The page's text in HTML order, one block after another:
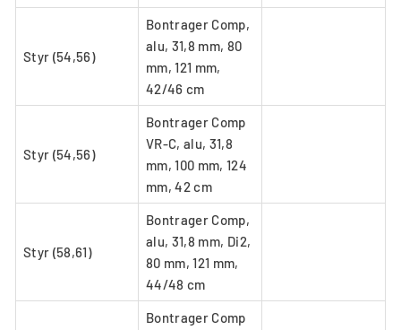
Styr (54,56)
Bontrager Comp,
alu, 31,8 mm, 80
mm, 121 mm,
42/46 cm
Styr (54,56)
Bontrager Comp
VR-C, alu, 31,8
mm, 100 mm, 124
mm, 42 cm
Styr (58,61)
Bontrager Comp,
alu, 31,8 mm, Di2,
80 mm, 121 mm,
44/48 cm
Bontrager Comp